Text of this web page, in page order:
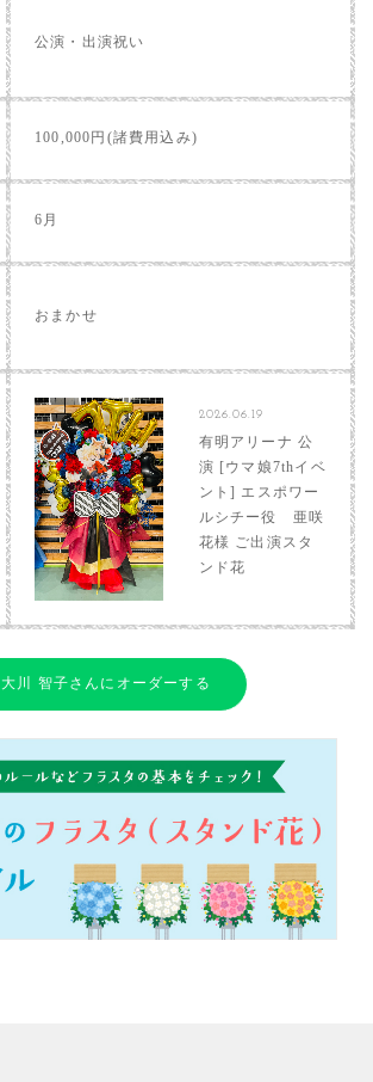
公演・出演祝い
100,000円(諸費用込み)
6月
おまかせ
2026.06.19
有明アリーナ 公
演 [ウマ娘7thイベ
ント] エスポワー
ルシチー役 亜咲
花様 ご出演スタ
ンド花
大川 智子さんにオーダーする